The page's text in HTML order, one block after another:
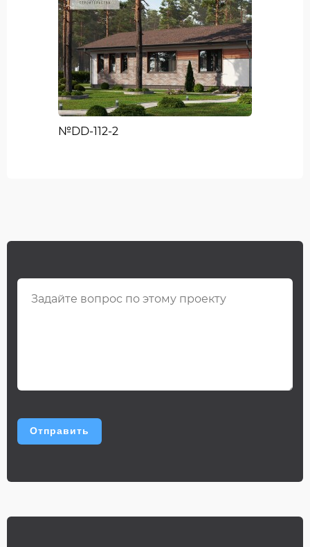
№DD-112-2